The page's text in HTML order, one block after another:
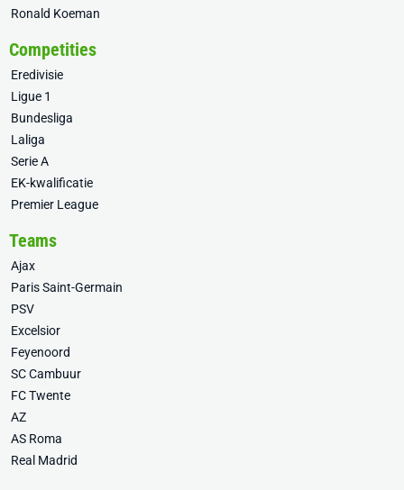
Ronald Koeman
Competities
Eredivisie
Ligue 1
Bundesliga
Laliga
Serie A
EK-kwalificatie
Premier League
Teams
Ajax
Paris Saint-Germain
PSV
Excelsior
Feyenoord
SC Cambuur
FC Twente
AZ
AS Roma
Real Madrid